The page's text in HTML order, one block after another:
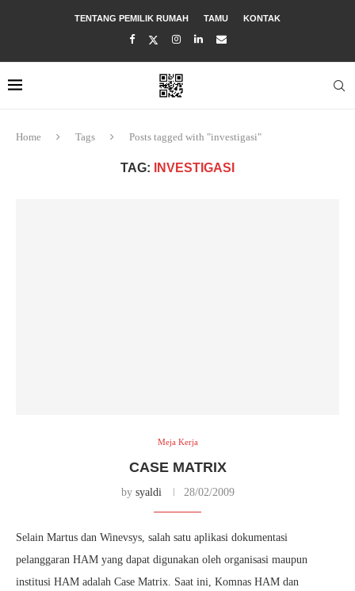
TENTANG PEMILIK RUMAH TAMU KONTAK
Home Tags Posts tagged with "investigasi"
TAG: INVESTIGASI
Meja Kerja
CASE MATRIX
by syaldi 28/02/2009
Selain Martus dan Winevsys, salah satu aplikasi dokumentasi
pelanggaran HAM yang dapat digunakan oleh organisasi maupun
institusi HAM adalah Case Matrix. Saat ini, Komnas HAM dan